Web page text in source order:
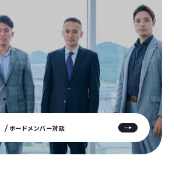
ボードメンバー対談